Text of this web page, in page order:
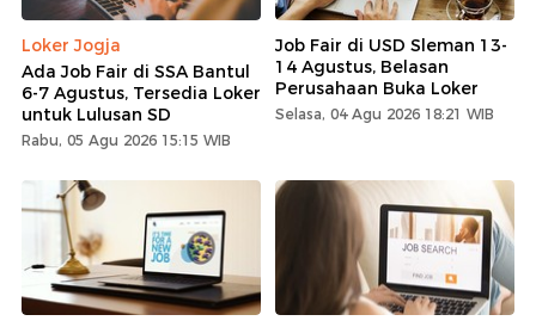
Loker Jogja
Ada Job Fair di SSA Bantul
6-7 Agustus, Tersedia Loker
untuk Lulusan SD
Rabu, 05 Agu 2026 15:15 WIB
Job Fair di USD Sleman 13-
14 Agustus, Belasan
Perusahaan Buka Loker
Selasa, 04 Agu 2026 18:21 WIB